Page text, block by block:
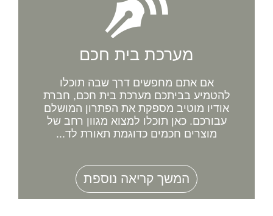
מערכת בית חכם
אם אתם מחפשים דרך שבה תוכלו
להטמיע בביתכם מערכת בית חכם, חברת
אודיו מוטיב מספקת את הפתרון המושלם
עבורכם. כאן תוכלו למצוא מגוון רחב של
מוצרים חכמים כדוגמת תאורת לד...
המשך קריאה נוספת